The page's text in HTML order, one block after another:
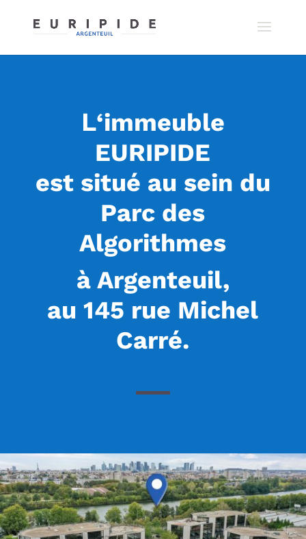
L‘immeuble
EURIPIDE
est situé au sein du
Parc des
Algorithmes
à Argenteuil,
au 145 rue Michel
Carré.